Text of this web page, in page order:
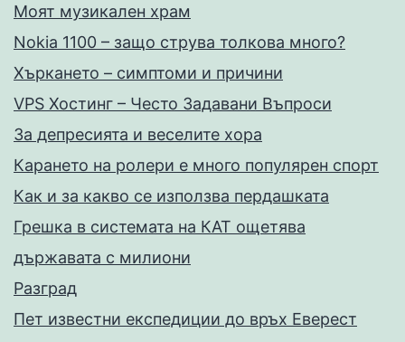
Моят музикален храм
Nokia 1100 – защо струва толкова много?
Хъркането – симптоми и причини
VPS Хостинг – Често Задавани Въпроси
За депресията и веселите хора
Карането на ролери е много популярен спорт
Как и за какво се използва пердашката
Грешка в системата на КАТ ощетява
държавата с милиони
Разград
Пет известни експедиции до връх Еверест